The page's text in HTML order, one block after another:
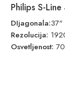
Philips S-
DIjagonala:37"
Rezolucija:
Osvetljenost: